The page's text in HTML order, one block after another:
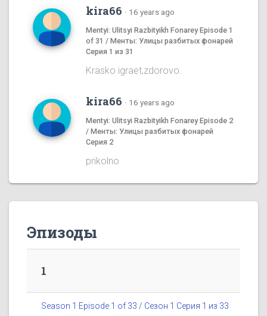
kira66 · 16 years ago
Mentyi: Ulitsyi Razbityikh Fonarey Episode 1
of 31 / Менты: Улицы разбитых фонарей
Серия 1 из 31
Krasko igraet,zdorovo.
kira66 · 16 years ago
Mentyi: Ulitsyi Razbityikh Fonarey Episode 2
/ Менты: Улицы разбитых фонарей
Серия 2
prikolno
Эпизоды
1
Season 1 Episode 1 of 33 / Сезон 1 Серия 1 из 33